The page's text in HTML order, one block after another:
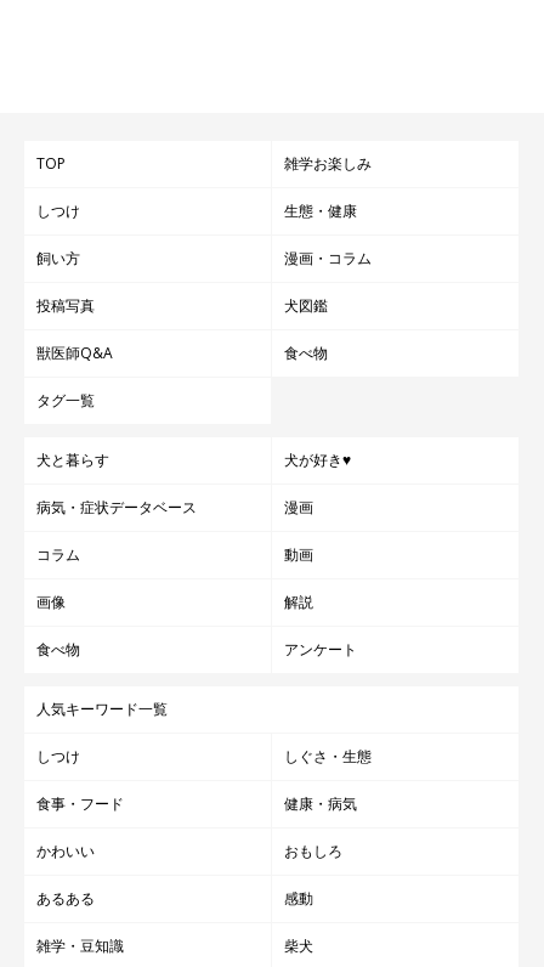
TOP 雑学お楽しみ
しつけ 生態・健康
飼い方 漫画・コラム
投稿写真 犬図鑑
獣医師Q&A 食べ物
タグ一覧
犬と暮らす 犬が好き♥
病気・症状データベース 漫画
コラム 動画
画像 解説
食べ物 アンケート
人気キーワード一覧
しつけ しぐさ・生態
食事・フード 健康・病気
かわいい おもしろ
あるある 感動
雑学・豆知識 柴犬